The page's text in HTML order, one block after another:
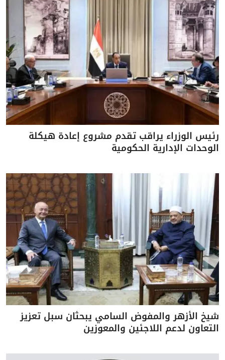
رئيس الوزراء يراقب تقدم مشروع إعادة هيكلة
الوحدات الإدارية الحكومية
شيخ الأزهر والمفوض السامي يبحثان سبل تعزيز
التعاون لدعم اللاجئين والمعوزين